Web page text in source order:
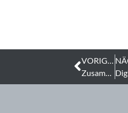
VORIGER
Zusammenarbeit mit Digital Elektronik